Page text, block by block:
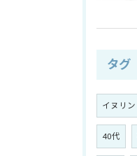
タグ
イヌリン
40代